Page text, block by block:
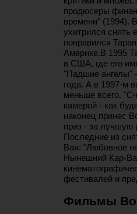
продюсеры
времени" (1994).
ухитрился
понравился
Америке.В 1995
в США, где его
"Падшие ангелы"
года. А в 1997-м
меньше всего.
камерой - как
наконец принес
приз - за лучшую
Последние из
Вая: "Любовное
Нынешний Кар-
фестивалей и
Фильмы